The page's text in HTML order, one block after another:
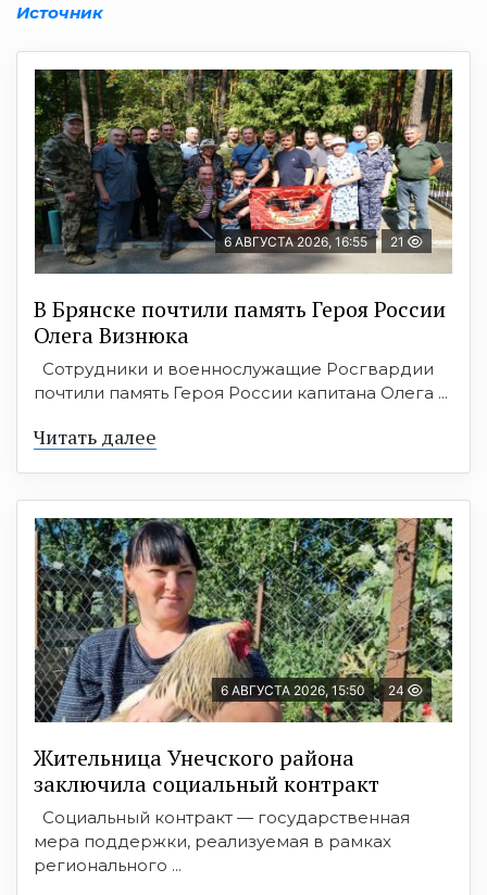
Источник
6 АВГУСТА 2026, 16:55 21
В Брянске почтили память Героя России
Олега Визнюка
Сотрудники и военнослужащие Росгвардии
почтили память Героя России капитана Олега ...
Читать далее
6 АВГУСТА 2026, 15:50 24
Жительница Унечского района
заключила социальный контракт
Социальный контракт — государственная
мера поддержки, реализуемая в рамках
регионального ...